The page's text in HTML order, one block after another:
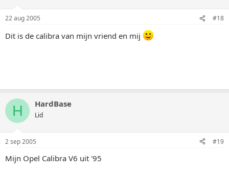
22 aug 2005 #18
Dit is de calibra van mijn vriend en mij
H HardBase
Lid
2 sep 2005 #19
Mijn Opel Calibra V6 uit '95